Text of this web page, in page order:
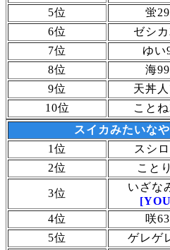
5位
蛍29
6位
ゼシカ
7位
ゆい
8位
海99
9位
天丼
10位
こと
スイカみたいな
1位
スシ
2位
こと
3位
いざな
4位 咲63
5位
ゲレゲ